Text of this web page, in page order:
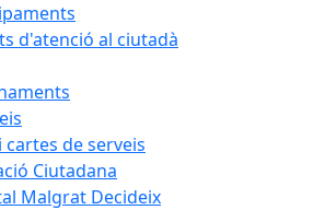
d'atenció al ciutadà
cartes de serveis
Ciutadana
Malgrat Decideix